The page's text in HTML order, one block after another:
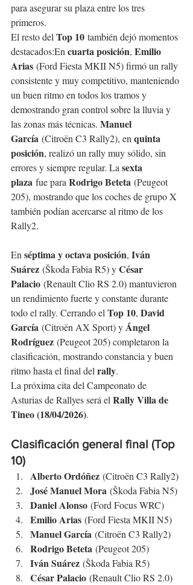
para asegurar su plaza entre los tres
primeros.
El resto del Top 10 también dejó momentos
destacados:En cuarta posición, Emilio
Arias (Ford Fiesta MKII N5) firmó un rally
consistente y muy competitivo, manteniendo
un buen ritmo en todos los tramos y
demostrando gran control sobre la lluvia y
las zonas más técnicas. Manuel
García (Citroën C3 Rally2), en quinta
posición, realizó un rally muy sólido, sin
errores y siempre regular. La sexta
plaza fue para Rodrigo Beteta (Peugeot
205), mostrando que los coches de grupo X
también podían acercarse al ritmo de los
Rally2.
En séptima y octava posición, Iván
Suárez (Škoda Fabia R5) y César
Palacio (Renault Clio RS 2.0) mantuvieron
un rendimiento fuerte y constante durante
todo el rally. Cerrando el Top 10, David
García (Citroën AX Sport) y Ángel
Rodríguez (Peugeot 205) completaron la
clasificación, mostrando constancia y buen
ritmo hasta el final del rally.
La próxima cita del Campeonato de
Asturias de Rallyes será el Rally Villa de
Tineo (18/04/2026).
Clasificación general final (Top
10)
Alberto Ordóñez (Citroën C3 Rally2)
José Manuel Mora (Škoda Fabia N5)
Daniel Alonso (Ford Focus WRC)
Emilio Arias (Ford Fiesta MKII N5)
Manuel García (Citroën C3 Rally2)
Rodrigo Beteta (Peugeot 205)
Iván Suárez (Škoda Fabia R5)
César Palacio (Renault Clio RS 2.0)